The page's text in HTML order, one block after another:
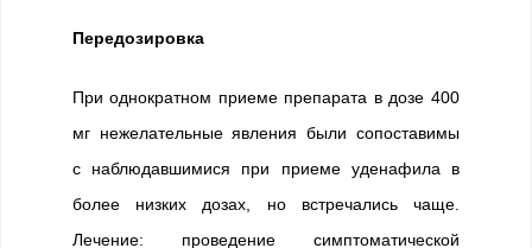
Передозировка
При однократном приеме препарата в дозе 400
мг нежелательные явления были сопоставимы
с наблюдавшимися при приеме уденафила в
более низких дозах, но встречались чаще.
Лечение: проведение симптоматической